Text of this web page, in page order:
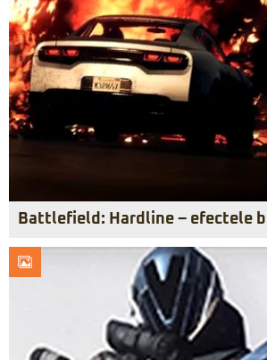
Battlefield: Hardline – efectele